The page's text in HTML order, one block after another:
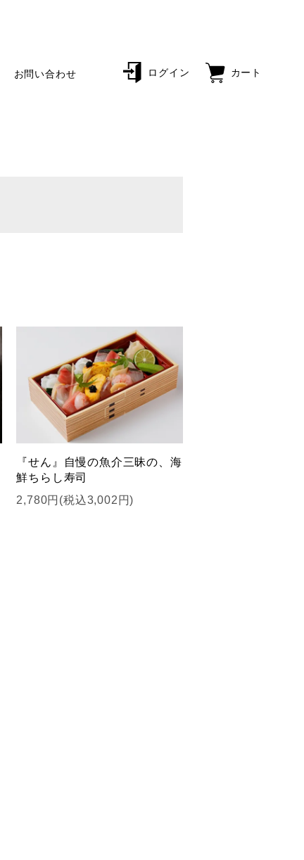
お問い合わせ ログイン カート
『せん』自慢の魚介三昧の、海
鮮ちらし寿司
2,780円(税込3,002円)